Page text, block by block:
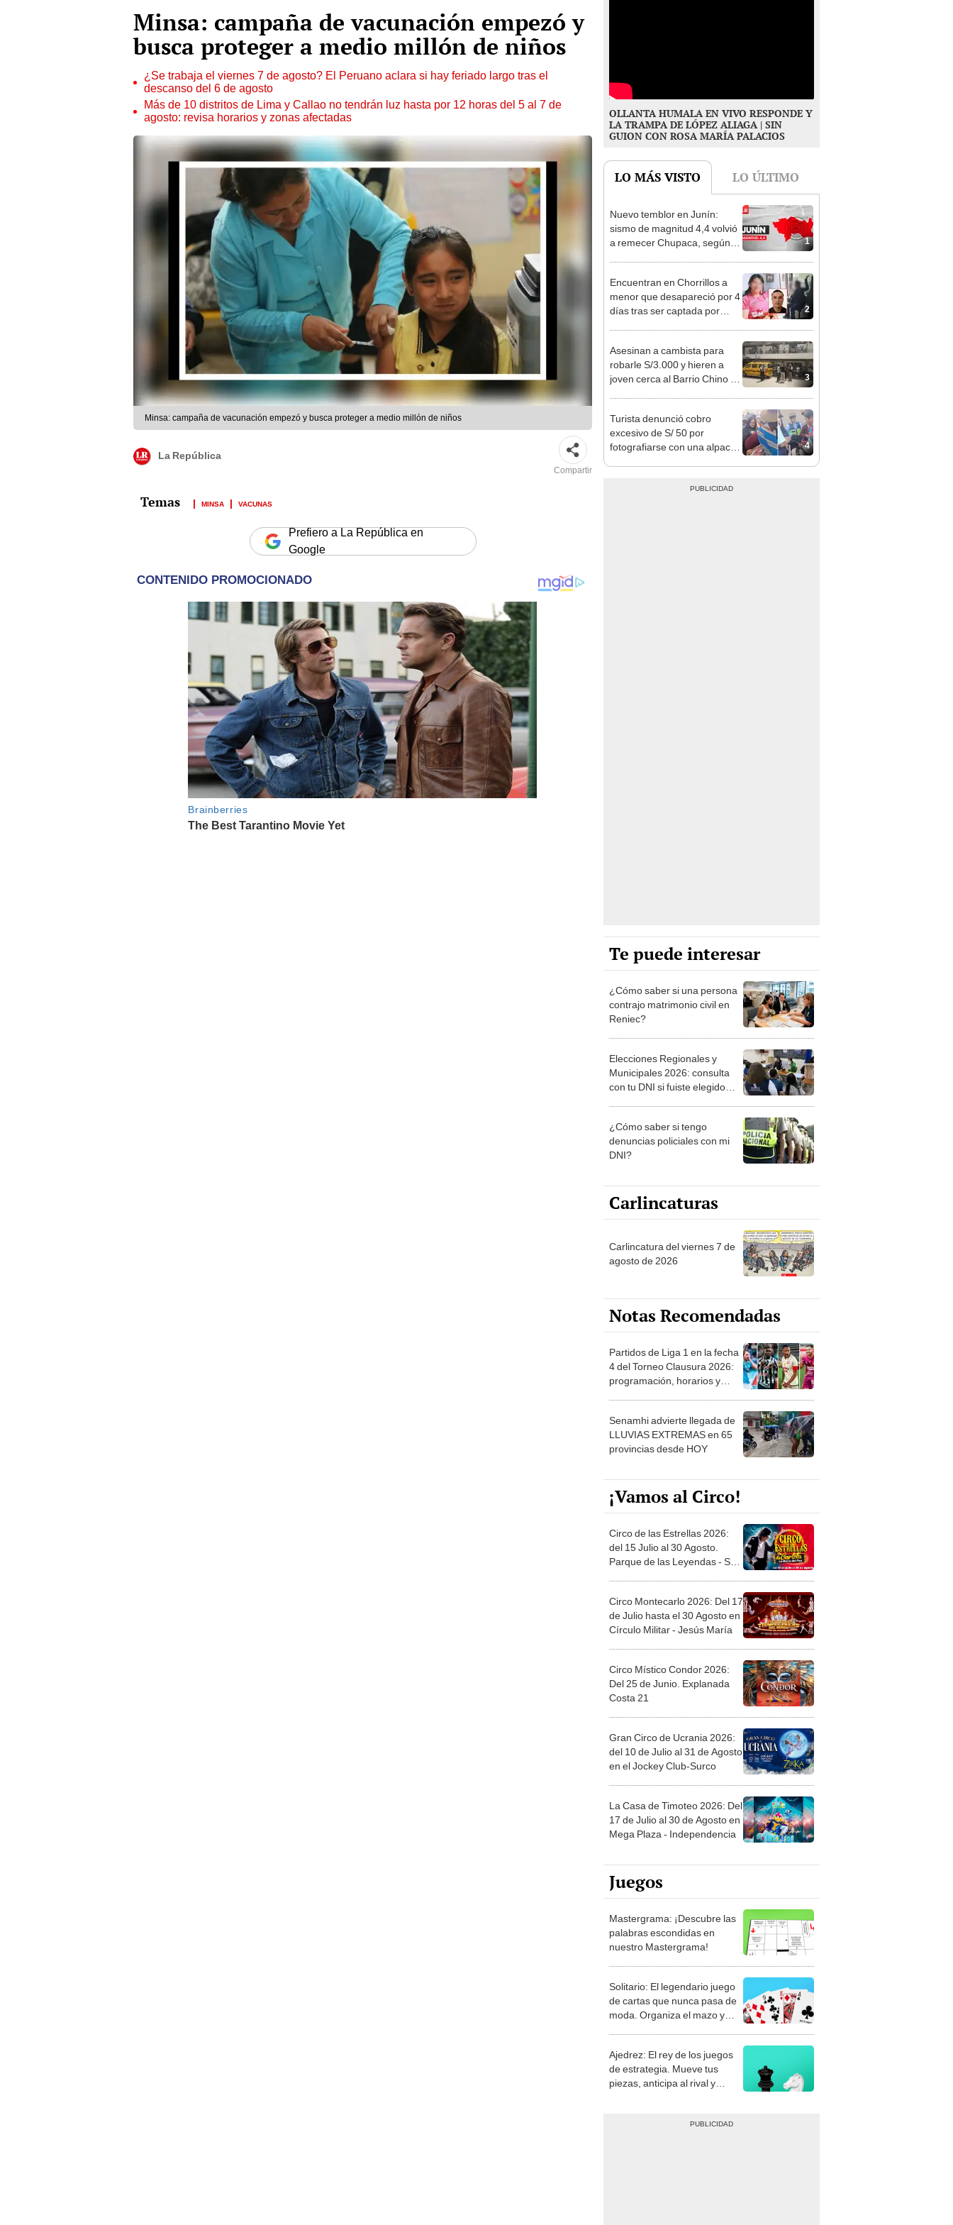
Minsa: campaña de vacunación empezó y
busca proteger a medio millón de niños
¿Se trabaja el viernes 7 de agosto? El Peruano aclara si hay feriado largo tras el
descanso del 6 de agosto
Más de 10 distritos de Lima y Callao no tendrán luz hasta por 12 horas del 5 al 7 de
agosto: revisa horarios y zonas afectadas
Minsa: campaña de vacunación empezó y busca proteger a medio millón de niños
La República
Compartir
MINSA VACUNAS
Prefiero a La República en
Google
OLLANTA HUMALA EN VIVO RESPONDE Y
LA TRAMPA DE LÓPEZ ALIAGA | SIN
GUION CON ROSA MARÍA PALACIOS
LO MÁS VISTO LO ÚLTIMO
1
Nuevo temblor en Junín:
sismo de magnitud 4,4 volvió
a remecer Chupaca, según
2
Encuentran en Chorrillos a
menor que desapareció por 4
días tras ser captada por
3
Asesinan a cambista para
robarle S/3.000 y hieren a
joven cerca al Barrio Chino en
4
Turista denunció cobro
excesivo de S/ 50 por
fotografiarse con una alpaca
Te puede interesar
¿Cómo saber si una persona
contrajo matrimonio civil en
Reniec?
Elecciones Regionales y
Municipales 2026: consulta
con tu DNI si fuiste elegido
la ONPE
¿Cómo saber si tengo
denuncias policiales con mi
DNI?
Carlincaturas
Carlincatura del viernes 7 de
agosto de 2026
Notas Recomendadas
Partidos de Liga 1 en la fecha
4 del Torneo Clausura 2026:
programación, horarios y
Senamhi advierte llegada de
LLUVIAS EXTREMAS en 65
provincias desde HOY
¡Vamos al Circo!
Circo de las Estrellas 2026:
del 15 Julio al 30 Agosto.
Parque de las Leyendas - San
Circo Montecarlo 2026: Del 17
de Julio hasta el 30 Agosto en
Círculo Militar - Jesús María
Circo Místico Condor 2026:
Del 25 de Junio. Explanada
Costa 21
Gran Circo de Ucrania 2026:
del 10 de Julio al 31 de Agosto
en el Jockey Club-Surco
La Casa de Timoteo 2026: Del
17 de Julio al 30 de Agosto en
Mega Plaza - Independencia
Juegos
Mastergrama: ¡Descubre las
palabras escondidas en
nuestro Mastergrama!
Solitario: El legendario juego
de cartas que nunca pasa de
moda. Organiza el mazo y
Ajedrez: El rey de los juegos
de estrategia. Mueve tus
piezas, anticipa al rival y